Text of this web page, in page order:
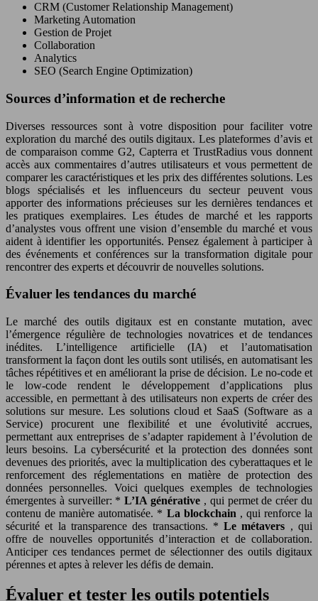
CRM (Customer Relationship Management)
Marketing Automation
Gestion de Projet
Collaboration
Analytics
SEO (Search Engine Optimization)
Sources d’information et de recherche
Diverses ressources sont à votre disposition pour faciliter votre
exploration du marché des outils digitaux. Les plateformes d’avis et
de comparaison comme G2, Capterra et TrustRadius vous donnent
accès aux commentaires d’autres utilisateurs et vous permettent de
comparer les caractéristiques et les prix des différentes solutions. Les
blogs spécialisés et les influenceurs du secteur peuvent vous
apporter des informations précieuses sur les dernières tendances et
les pratiques exemplaires. Les études de marché et les rapports
d’analystes vous offrent une vision d’ensemble du marché et vous
aident à identifier les opportunités. Pensez également à participer à
des événements et conférences sur la transformation digitale pour
rencontrer des experts et découvrir de nouvelles solutions.
Évaluer les tendances du marché
Le marché des outils digitaux est en constante mutation, avec
l’émergence régulière de technologies novatrices et de tendances
inédites. L’intelligence artificielle (IA) et l’automatisation
transforment la façon dont les outils sont utilisés, en automatisant les
tâches répétitives et en améliorant la prise de décision. Le no-code et
le low-code rendent le développement d’applications plus
accessible, en permettant à des utilisateurs non experts de créer des
solutions sur mesure. Les solutions cloud et SaaS (Software as a
Service) procurent une flexibilité et une évolutivité accrues,
permettant aux entreprises de s’adapter rapidement à l’évolution de
leurs besoins. La cybersécurité et la protection des données sont
devenues des priorités, avec la multiplication des cyberattaques et le
renforcement des réglementations en matière de protection des
données personnelles. Voici quelques exemples de technologies
émergentes à surveiller: *L’IA générative , qui permet de créer du
contenu de manière automatisée. * La blockchain , qui renforce la
sécurité et la transparence des transactions. *Le métavers , qui
offre de nouvelles opportunités d’interaction et de collaboration.
Anticiper ces tendances permet de sélectionner des outils digitaux
pérennes et aptes à relever les défis de demain.
Évaluer et tester les outils potentiels